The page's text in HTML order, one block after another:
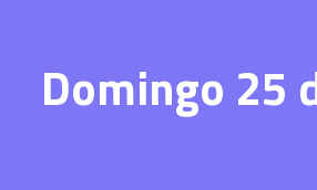
Domingo 25